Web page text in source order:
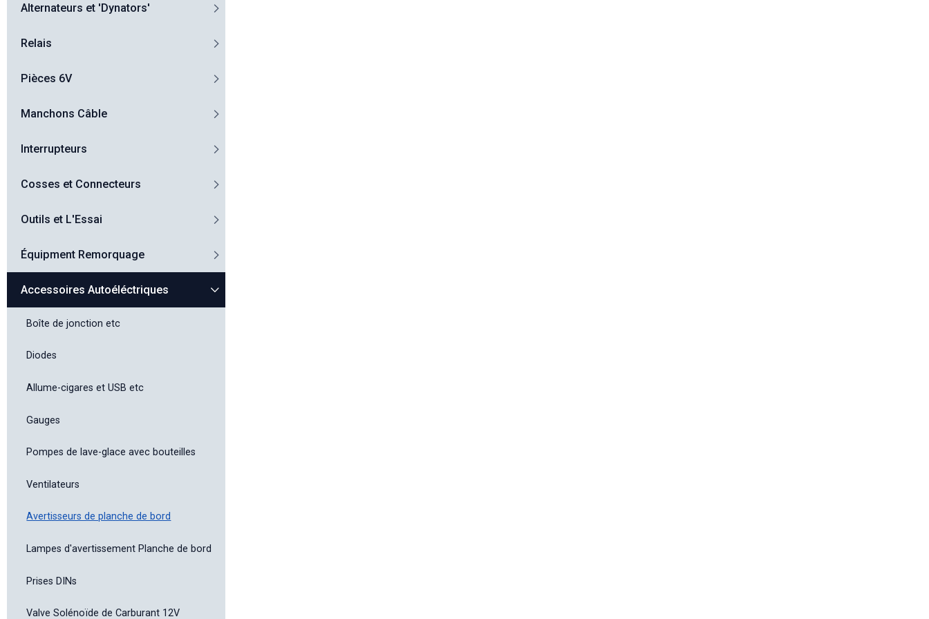
Alternateurs et 'Dynators'
Relais
Pièces 6V
Manchons Câble
Interrupteurs
Cosses et Connecteurs
Outils et L'Essai
Équipment Remorquage
Accessoires Autoéléctriques
Boîte de jonction etc
Diodes
Allume-cigares et USB etc
Gauges
Pompes de lave-glace avec bouteilles
Ventilateurs
Avertisseurs de planche de bord
Lampes d'avertissement Planche de bord
Prises DINs
Valve Solénoïde de Carburant 12V